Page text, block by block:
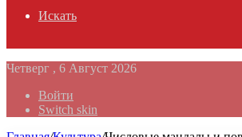
Искать
Четверг , 6 Август 2026
Войти
Switch skin